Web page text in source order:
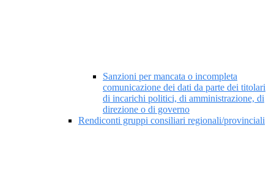
Sanzioni per mancata o incompleta
comunicazione dei dati da parte dei titolari
di incarichi politici, di amministrazione, di
direzione o di governo
Rendiconti gruppi consiliari regionali/provinciali